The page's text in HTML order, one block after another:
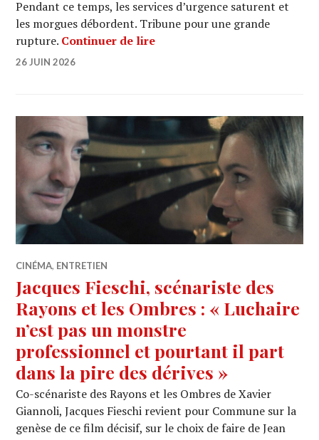
Pendant ce temps, les services d’urgence saturent et
les morgues débordent. Tribune pour une grande
rupture. Continuer de lireCanicule et climatisation :
26 JUIN 2026
CINÉMA, ENTRETIEN
Jacques Fieschi, scénariste des
Rayons et les Ombres : « Luchaire
n’est pas un monstre
professionnel et pourtant il part
dans la pire des dérives »
Co-scénariste des Rayons et les Ombres de Xavier
Giannoli, Jacques Fieschi revient pour Commune sur la
genèse de ce film décisif, sur le choix de faire de Jean